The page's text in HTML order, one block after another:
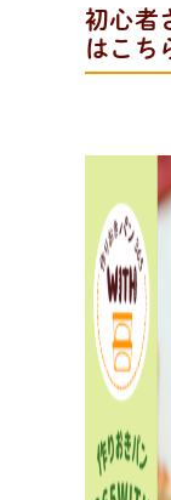
のパ ン教室
パンが作りたい
認定を受けた
初心者
はこち